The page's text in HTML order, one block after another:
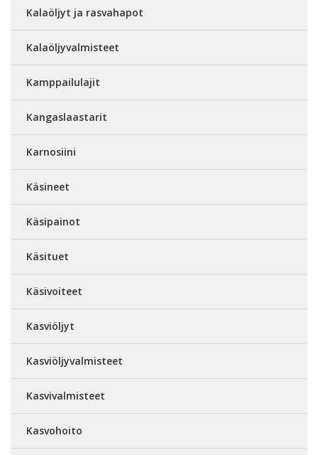
Kalaöljyt ja rasvahapot
Kalaöljyvalmisteet
Kamppailulajit
Kangaslaastarit
Karnosiini
Käsineet
Käsipainot
Käsituet
Käsivoiteet
Kasviöljyt
Kasviöljyvalmisteet
Kasvivalmisteet
Kasvohoito